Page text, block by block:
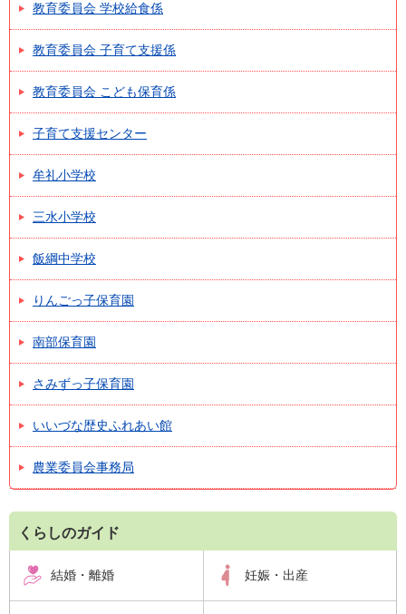
教育委員会 学校給食係
教育委員会 子育て支援係
教育委員会 こども保育係
子育て支援センター
牟礼小学校
三水小学校
飯綱中学校
りんごっ子保育園
南部保育園
さみずっ子保育園
いいづな歴史ふれあい館
農業委員会事務局
くらしのガイド
結婚・離婚 妊娠・出産